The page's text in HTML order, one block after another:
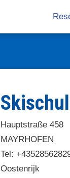
Hauptstraße 458
MAYRHOFEN
Tel:
Oostenrijk